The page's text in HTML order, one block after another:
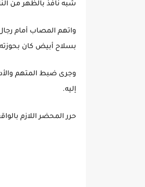
شبه نافذ بالظهر من
بسلاح أبيض كان
وجرى ضبط المتهم
إليه.
حرر المحضر اللازم